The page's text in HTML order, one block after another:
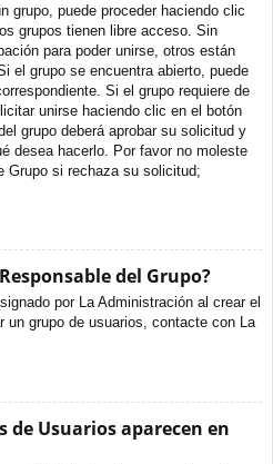
grupo, puede proceder haciendo clic
grupos tienen libre acceso. Sin
para poder unirse, otros están
el grupo se encuentra abierto, puede
Si el grupo requiere de
unirse haciendo clic en el botón
grupo deberá aprobar su solicitud y
desea hacerlo. Por favor no moleste
Grupo si rechaza su solicitud;
del Grupo?
por La Administración al crear el
un grupo de usuarios, contacte con La
de Usuarios aparecen en